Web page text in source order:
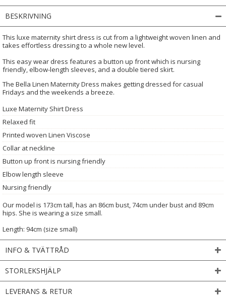
BESKRIVNING
This luxe maternity shirt dress is cut from a lightweight woven linen and
takes effortless dressing to a whole new level.
This easy wear dress features a button up front which is nursing
friendly, elbow-length sleeves, and a double tiered skirt.
The Bella Linen Maternity Dress makes getting dressed for casual
Fridays and the weekends a breeze.
Luxe Maternity Shirt Dress
Relaxed fit
Printed woven Linen Viscose
Collar at neckline
Button up front is nursing friendly
Elbow length sleeve
Nursing friendly
Our model is 173cm tall, has an 86cm bust, 74cm under bust and 89cm
hips. She is wearing a size small.
Length: 94cm (size small)
INFO & TVÄTTRÅD
STORLEKSHJÄLP
LEVERANS & RETUR